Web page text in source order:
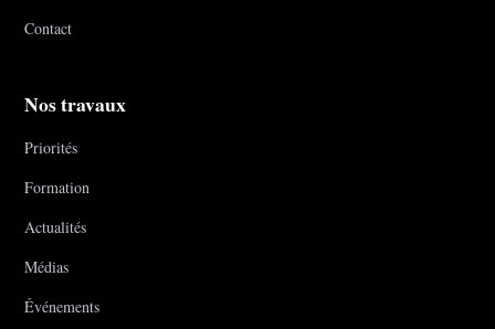
Contact
Nos travaux
Priorités
Formation
Actualités
Médias
Événements